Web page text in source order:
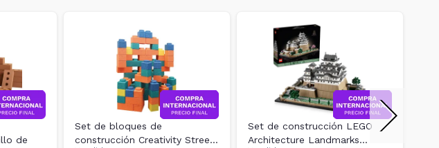
de
Set de bloques de
construcción Creativity Street
Set de construcción LEGO
Architecture Landmarks